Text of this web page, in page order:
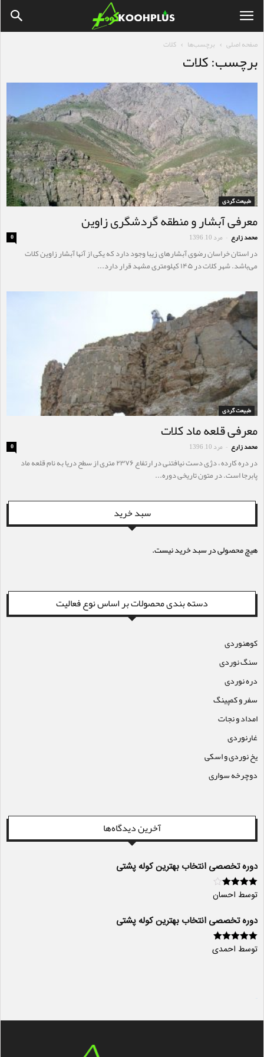
صفحه اصلی برچسب‌ها کلات
برچسب: کلات
طبیعت گردی
معرفی آبشار و منطقه گردشگری زاوین
محمد زارع - مرد 10, 1396 0
در استان خراسان رضوی آبشار‌های زیبا وجود دارد که یکی از آنها آبشار زاوین کلات
می‌باشد. شهر کلات در ۱۴۵ کیلومتری مشهد قرار دارد...
طبیعت گردی
معرفی قلعه ماد کلات
محمد زارع - مرد 10, 1396 0
در دره کارده ، دژی دست نیافتنی در ارتفاع ۲۳۷۶ متری از سطح دریا به نام قلعه ماد
پابرجا است. در متون تاریخی دوره...
سبد خرید
هیچ محصولی در سبد خرید نیست.
دسته بندی محصولات بر اساس نوع فعالیت
کوهنوردی
سنگ نوردی
دره نوردی
سفر و کمپینگ
امداد و نجات
غارنوردی
یخ نوردی و اسکی
دوچرخه سواری
آخرین دیدگاه‌ها
دوره تخصصی انتخاب بهترین کوله پشتی
امتیاز 4از
5
توسط احسان
دوره تخصصی انتخاب بهترین کوله پشتی
امتیاز 5از 5
توسط احمدی